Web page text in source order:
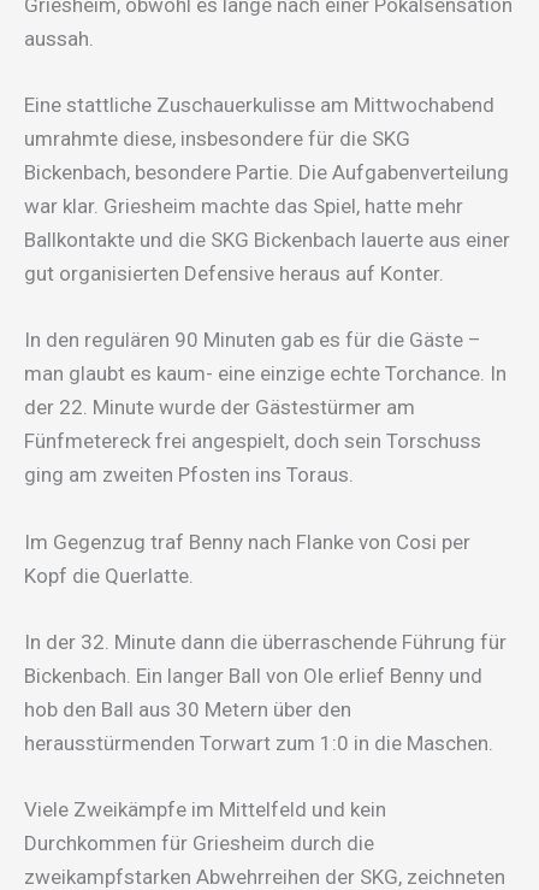
Griesheim, obwohl es lange nach einer Pokalsensation
aussah.
Eine stattliche Zuschauerkulisse am Mittwochabend
umrahmte diese, insbesondere für die SKG
Bickenbach, besondere Partie. Die Aufgabenverteilung
war klar. Griesheim machte das Spiel, hatte mehr
Ballkontakte und die SKG Bickenbach lauerte aus einer
gut organisierten Defensive heraus auf Konter.
In den regulären 90 Minuten gab es für die Gäste –
man glaubt es kaum- eine einzige echte Torchance. In
der 22. Minute wurde der Gästestürmer am
Fünfmetereck frei angespielt, doch sein Torschuss
ging am zweiten Pfosten ins Toraus.
Im Gegenzug traf Benny nach Flanke von Cosi per
Kopf die Querlatte.
In der 32. Minute dann die überraschende Führung für
Bickenbach. Ein langer Ball von Ole erlief Benny und
hob den Ball aus 30 Metern über den
herausstürmenden Torwart zum 1:0 in die Maschen.
Viele Zweikämpfe im Mittelfeld und kein
Durchkommen für Griesheim durch die
zweikampfstarken Abwehrreihen der SKG, zeichneten